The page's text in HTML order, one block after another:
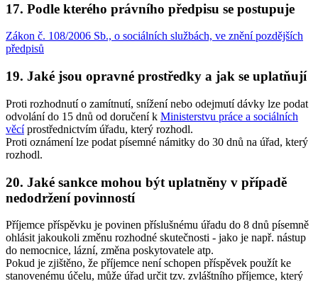
17. Podle kterého právního předpisu se postupuje
Zákon č. 108/2006 Sb., o sociálních službách, ve znění pozdějších
předpisů
19. Jaké jsou opravné prostředky a jak se uplatňují
Proti rozhodnutí o zamítnutí, snížení nebo odejmutí dávky lze podat
odvolání do 15 dnů od doručení k Ministerstvu práce a sociálních
věcíprostřednictvím úřadu, který rozhodl.
Proti oznámení lze podat písemné námitky do 30 dnů na úřad, který
rozhodl.
20. Jaké sankce mohou být uplatněny v případě
nedodržení povinností
Příjemce příspěvku je povinen příslušnému úřadu do 8 dnů písemně
ohlásit jakoukoli změnu rozhodné skutečnosti - jako je např. nástup
do nemocnice, lázní, změna poskytovatele atp.
Pokud je zjištěno, že příjemce není schopen příspěvek použít ke
stanovenému účelu, může úřad určit tzv. zvláštního příjemce, který